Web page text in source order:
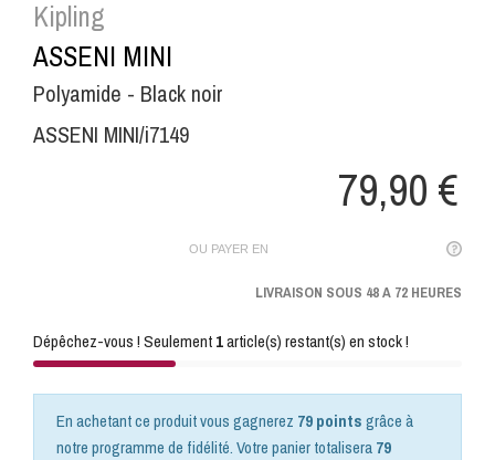
Kipling
ASSENI MINI
Polyamide - Black noir
ASSENI MINI/i7149
79,90 €
OU PAYER EN
LIVRAISON SOUS 48 A 72 HEURES
Dépêchez-vous ! Seulement1article(s) restant(s) en stock !
En achetant ce produit vous gagnerez 79 pointsgrâce à
notre programme de fidélité. Votre panier totalisera79